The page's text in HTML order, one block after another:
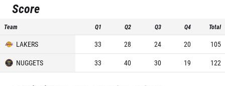
Score
Team Q1 Q2 Q3 Q4 Total
LAKERS 33 28 24 20
105
NUGGETS
33 40 30 19 122